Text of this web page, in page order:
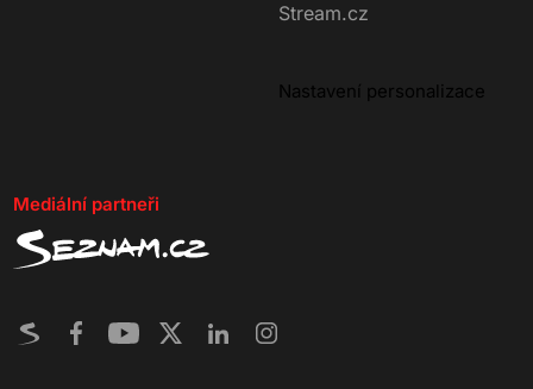
Stream.cz
Nastavení personalizace
Mediální partneři